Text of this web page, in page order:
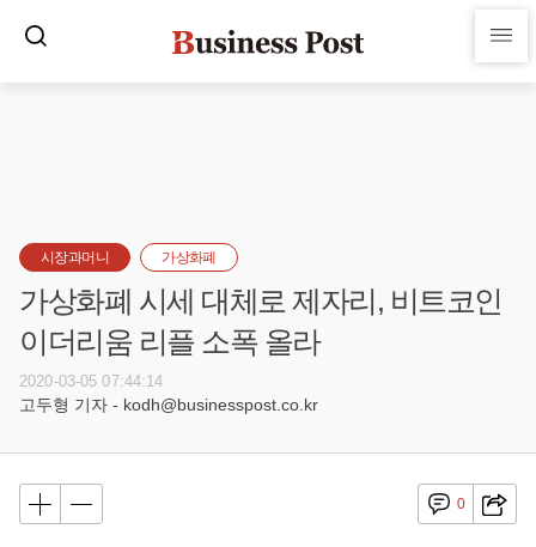
시장과머니 가상화폐
가상화폐 시세 대체로 제자리, 비트코인
이더리움 리플 소폭 올라
2020-03-05 07:44:14
고두형 기자 - kodh@businesspost.co.kr
0